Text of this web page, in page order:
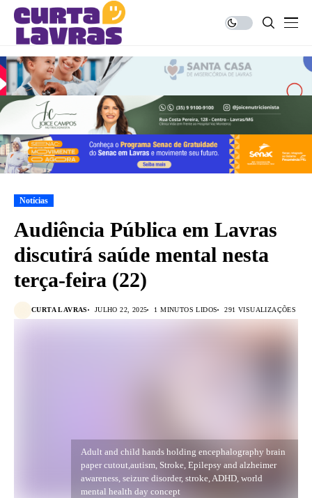
Notícias
Audiência Pública em Lavras
discutirá saúde mental nesta
terça-feira (22)
CURTA LAVRAS JULHO 22, 2025 1 MINUTOS LIDOS 291 VISUALIZAÇÕES
Adult and child hands holding encephalography brain
paper cutout,autism, Stroke, Epilepsy and alzheimer
awareness, seizure disorder, stroke, ADHD, world
mental health day concept